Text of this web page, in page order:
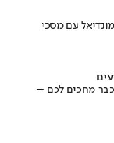
מחכים לכם –